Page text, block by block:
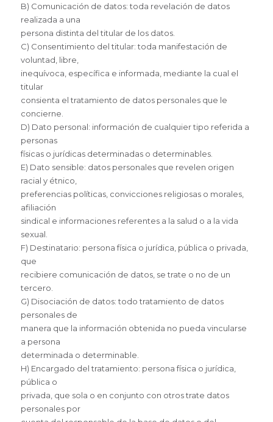
B) Comunicación de datos: toda revelación de datos
realizada a una
persona distinta del titular de los datos.
C) Consentimiento del titular: toda manifestación de
voluntad, libre,
inequívoca, específica e informada, mediante la cual el
titular
consienta el tratamiento de datos personales que le
concierne.
D) Dato personal: información de cualquier tipo referida a
personas
físicas o jurídicas determinadas o determinables.
E) Dato sensible: datos personales que revelen origen
racial y étnico,
preferencias políticas, convicciones religiosas o morales,
afiliación
sindical e informaciones referentes a la salud o a la vida
sexual.
F) Destinatario: persona física o jurídica, pública o privada,
que
recibiere comunicación de datos, se trate o no de un
tercero.
G) Disociación de datos: todo tratamiento de datos
personales de
manera que la información obtenida no pueda vincularse
a persona
determinada o determinable.
H) Encargado del tratamiento: persona física o jurídica,
pública o
privada, que sola o en conjunto con otros trate datos
personales por